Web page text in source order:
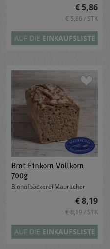
€ 5,86
€ 5,86 / STK
AUF DIE EINKAUFSLISTE
Brot Einkorn Vollkorn
700g
Biohofbäckerei Mauracher
€ 8,19
€ 8,19 / STK
AUF DIE EINKAUFSLISTE